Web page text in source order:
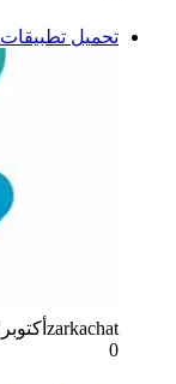
تحميل تطبيقات
zarkachat أكتوبر 29, 2023
0